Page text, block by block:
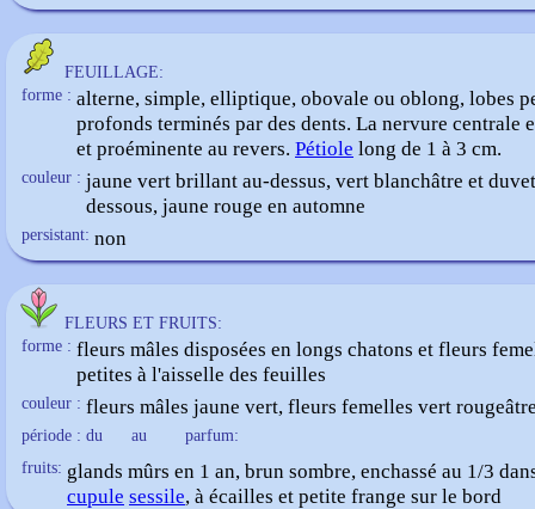
FEUILLAGE:
forme : alterne, simple, elliptique, obovale ou oblong, lobes
profonds terminés par des dents. La nervure centrale
et proéminente au revers. Pétiole long de 1 à 3 cm.
couleur : jaune vert brillant au-dessus, vert blanchâtre et
dessous, jaune rouge en automne
persistant: non
FLEURS ET FRUITS:
forme : fleurs mâles disposées en longs chatons et fleurs
petites à l'aisselle des feuilles
couleur : fleurs mâles jaune vert, fleurs femelles vert
période : du au
parfum:
fruits: glands mûrs en 1 an, brun sombre, enchassé au 1/3
cupule sessile, à écailles et petite frange sur le bord